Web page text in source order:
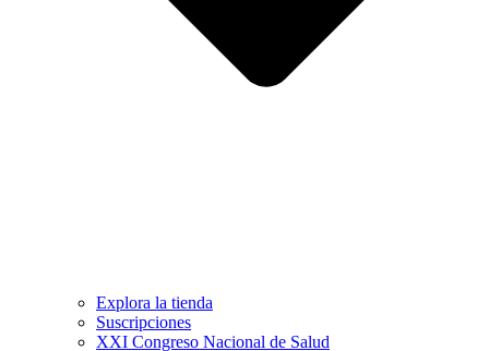
Explora la tienda
Suscripciones
XXI Congreso Nacional de Salud